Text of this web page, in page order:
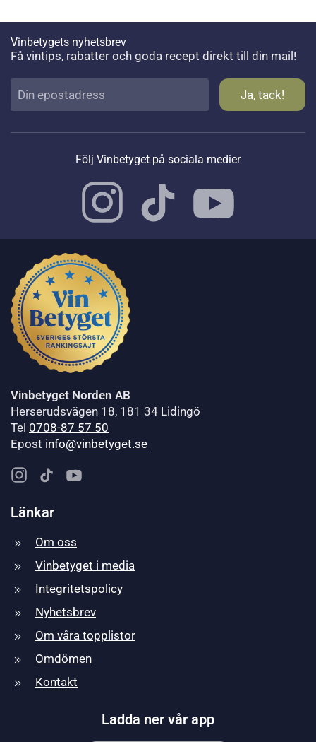
Vinbetygets nyhetsbrev
Få vintips, rabatter och goda recept direkt till din mail!
Följ Vinbetyget på sociala medier
Vinbetyget Norden AB
Herserudsvägen 18, 181 34 Lidingö
Tel 0708-87 57 50
Epost info@vinbetyget.se
Länkar
Om oss
Vinbetyget i media
Integritetspolicy
Nyhetsbrev
Om våra topplistor
Omdömen
Kontakt
Ladda ner vår app